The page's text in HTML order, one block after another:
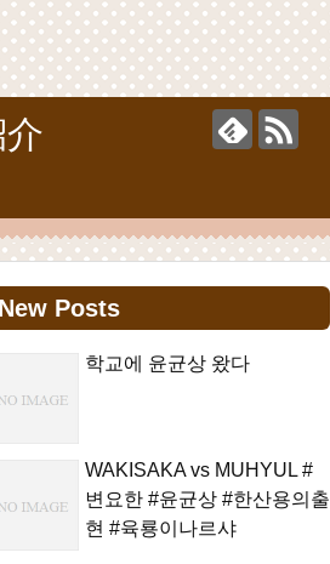
New Posts
학교에 윤균상 왔다
WAKISAKA vs MUHYUL #
변요한 #윤균상 #한산용의출
현 #육룡이나르샤